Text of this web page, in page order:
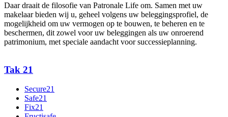
Daar draait de filosofie van Patronale Life om. Samen met uw
makelaar bieden wij u, geheel volgens uw beleggingsprofiel, de
mogelijkheid om uw vermogen op te bouwen, te beheren en te
beschermen, dit zowel voor uw beleggingen als uw onroerend
patrimonium, met speciale aandacht voor successieplanning.
Tak 21
Secure21
Safe21
Fix21